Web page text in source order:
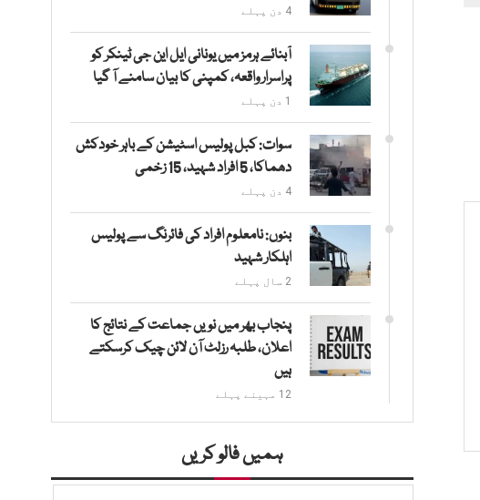
4 دن پہلے
آبنائے ہرمز میں یونانی ایل این جی ٹینکر کو
پراسرار واقعہ، کمپنی کا بیان سامنے آ گیا
1 دن پہلے
سوات: کبل پولیس اسٹیشن کے باہر خودکش
دھماکا، 5 افراد شہید، 15 زخمی
4 دن پہلے
بنوں: نامعلوم افراد کی فائرنگ سے پولیس
اہلکار شہید
2 سال پہلے
پنجاب بھر میں نویں جماعت کے نتائج کا
اعلان، طلبہ رزلٹ آن لائن چیک کرسکتے
ہیں
12 مہینے پہلے
ہمیں فالو کریں